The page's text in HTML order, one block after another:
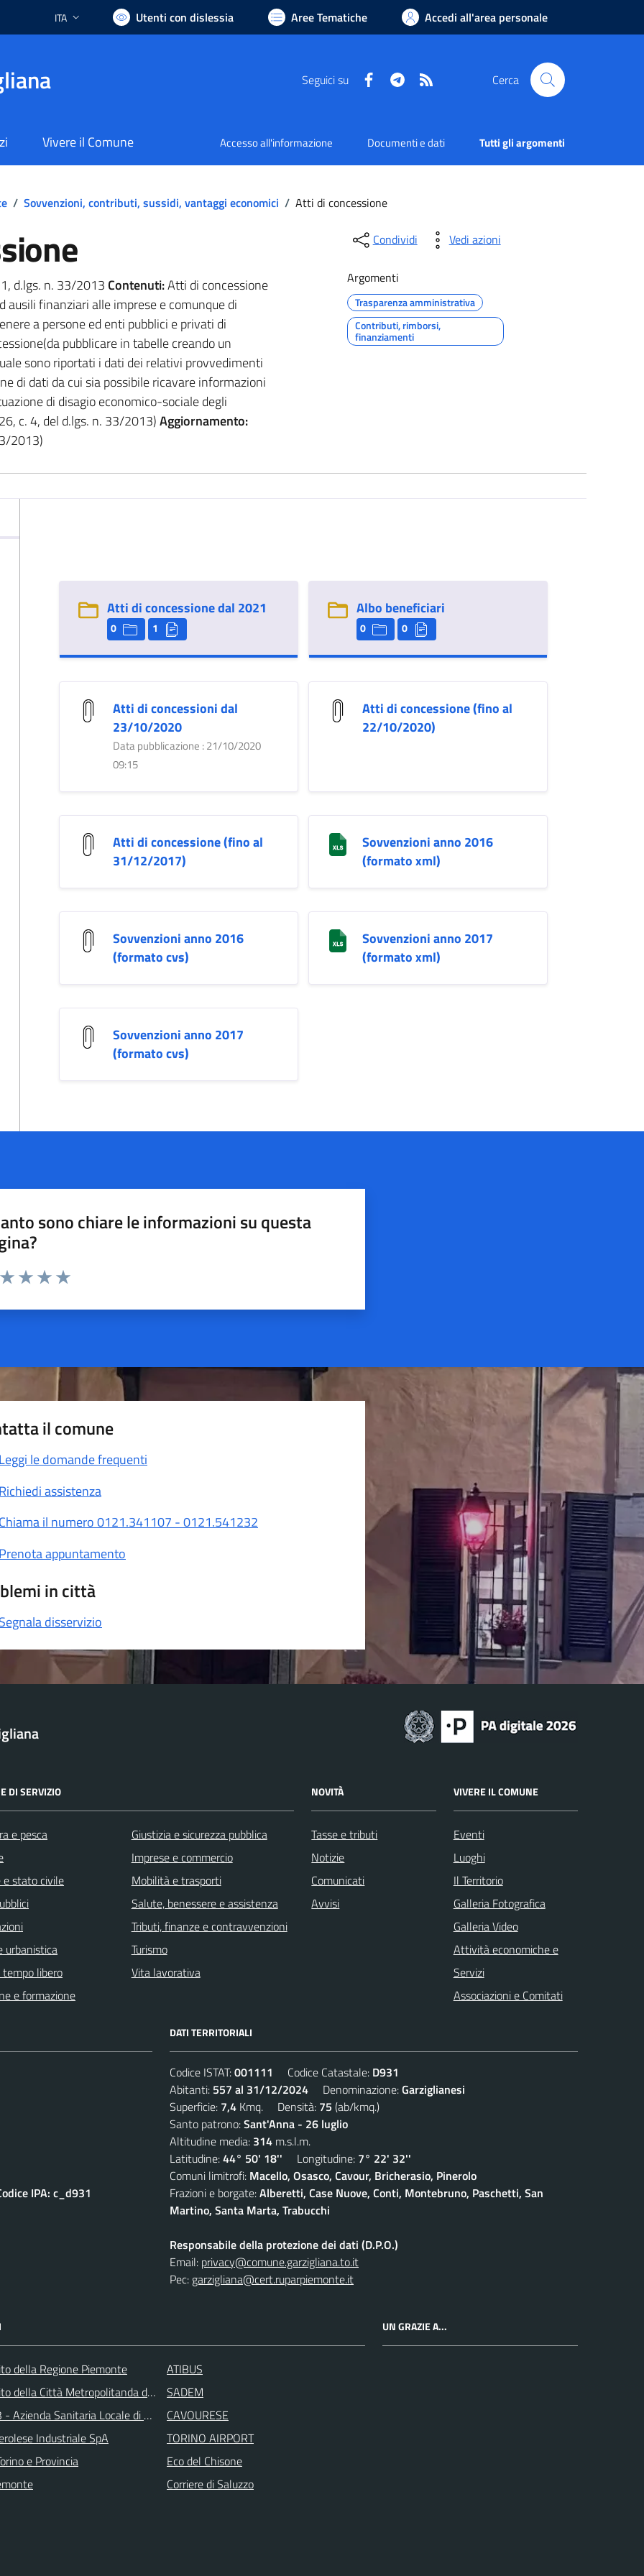
Lingua attiva:
ITA Utenti con dislessia Aree Tematiche Accedi all'area personale
Seguici su FacebookTelegram Cerca
Vivere il Comune Accesso all'informazione Documenti e dati Tutti gli argomenti
/ Sovvenzioni, contributi, sussidi, vantaggi economici / Atti di concessione
d.lgs. n. 33/2013 Contenuti:Atti di concessione
ausili finanziari alle imprese e comunque di
a persone ed enti pubblici e privati di
pubblicare in tabelle creando un
sono riportati i dati dei relativi provvedimenti
di dati da cui sia possibile ricavare informazioni
di disagio economico-sociale degli
c. 4, del d.lgs. n. 33/2013)Aggiornamento:
2013)
Condividi Vedi azioni
Argomenti
Trasparenza amministrativa
Contributi, rimborsi,
finanziamenti
Atti di concessione dal 2021
0 1
Albo beneficiari
0 0
Atti di concessioni dal
23/10/2020
Data pubblicazione : 21/10/2020
09:15
Atti di concessione (fino al
22/10/2020)
Atti di concessione (fino al
31/12/2017)
Sovvenzioni anno 2016
(formato xml)
Sovvenzioni anno 2016
(formato cvs)
Sovvenzioni anno 2017
(formato xml)
Sovvenzioni anno 2017
(formato cvs)
sono chiare le informazioni su questa
da 1 a 5 stelle la pagina
il comune
Leggi le domande frequenti
Richiedi assistenza
Chiama il numero 0121.341107 - 0121.541232
Prenota appuntamento
in città
Segnala disservizio
DI SERVIZIO
e pesca
e stato civile
urbanistica
libero
e formazione
Giustizia e sicurezza pubblica
Imprese e commercio
Mobilità e trasporti
Salute, benessere e assistenza
Tributi, finanze e contravvenzioni
Turismo
Vita lavorativa
NOVITÀ
Tasse e tributi
Notizie
Comunicati
Avvisi
VIVERE IL COMUNE
Eventi
Luoghi
Il Territorio
Galleria Fotografica
Galleria Video
Attività economiche e
Servizi
Associazioni e Comitati
IPA: c_d931
DATI TERRITORIALI
Codice ISTAT:001111 Codice Catastale: D931
Abitanti: 557 al 31/12/2024 Denominazione:Garziglianesi
Superficie: 7,4 Kmq. Densità: 75 (ab/kmq.)
Santo patrono:Sant'Anna - 26 luglio
Altitudine media: 314 m.s.l.m.
Latitudine:44° 50' 18'' Longitudine: 7° 22' 32''
Comuni limitrofi: Macello, Osasco, Cavour, Bricherasio, Pinerolo
Frazioni e borgate:Alberetti, Case Nuove, Conti, Montebruno, Paschetti, San
Martino, Santa Marta, Trabucchi
Responsabile della protezione dei dati (D.P.O.)
Email: privacy@comune.garzigliana.to.it
Pec: garzigliana@cert.ruparpiemonte.it
della Regione Piemonte
della Città Metropolitanda di Torino
- Azienda Sanitaria Locale di Collegno e Pinerolo
Industriale SpA
e Provincia
ATIBUS
SADEM
CAVOURESE
TORINO AIRPORT
Eco del Chisone
Corriere di Saluzzo
UN GRAZIE A...